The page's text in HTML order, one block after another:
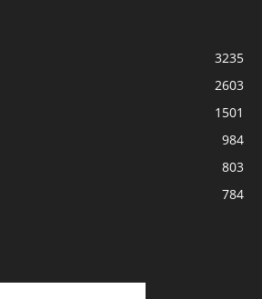
3235
2603
1501
984
803
784